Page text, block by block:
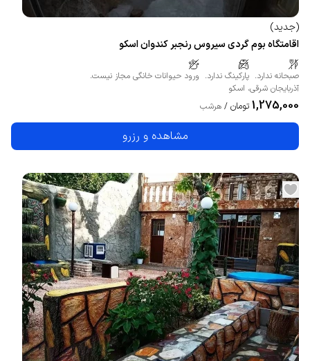
(جدید)
اقامتگاه بوم گردی سیروس رنجبر کندوان اسکو
صبحانه ندارد. پارکینگ ندارد. ورود حیوانات خانگی مجاز نیست.
آذربایجان شرقی، اسکو
1,275,000 تومان / هرشب
مشاهده و رزرو